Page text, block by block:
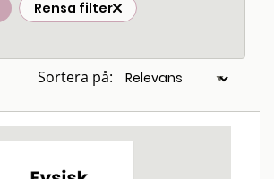
Rensa filter
Sortera på: